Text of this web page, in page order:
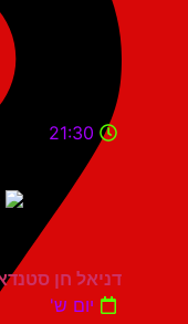
21:30
דניאל חן סטנדאפ
יום ש'